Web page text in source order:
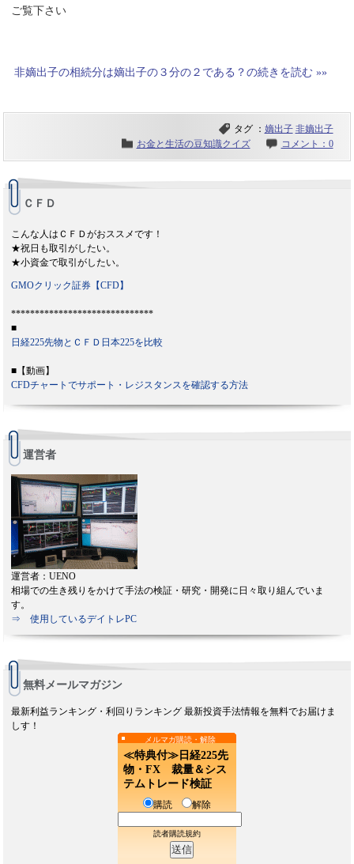
ご覧下さい
非嫡出子の相続分は嫡出子の３分の２である？の続きを読む »»
タグ ： 嫡出子 非嫡出子
お金と生活の豆知識クイズ
コメント：0
ＣＦＤ
こんな人はＣＦＤがおススメです！
★祝日も取引がしたい。
★小資金で取引がしたい。
GMOクリック証券【CFD】
******************************
■
日経225先物とＣＦＤ日本225を比較
■【動画】
CFDチャートでサポート・レジスタンスを確認する方法
運営者
運営者：UENO
相場での生き残りをかけて手法の検証・研究・開発に日々取り組んでいま
す。
⇒ 使用しているデイトレPC
無料メールマガジン
最新利益ランキング・利回りランキング 最新投資手法情報を無料でお届けま
しす！
メルマガ購読・解除
≪特典付≫日経225先
物・FX 裁量＆シス
テムトレード検証
購読 解除
読者購読規約